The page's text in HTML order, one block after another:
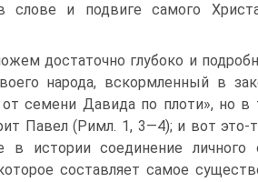
в слове и подвиге самого
достаточно глубоко и
народа, вскормленный в
семени Давида по плоти», но
Павел (Римл. 1, 3—4); и вот это-
истории соединение личного
составляет самое